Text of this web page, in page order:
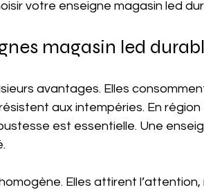
votre enseigne magasin led
magasin led
avantages. Elles
aux intempéries. En région
est essentielle. Une
Elles attirent l’attention,